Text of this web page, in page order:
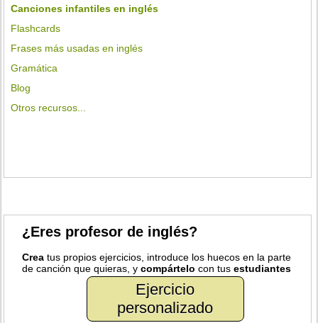
Canciones infantiles en inglés
Flashcards
Frases más usadas en inglés
Gramática
Blog
Otros recursos...
¿Eres profesor de inglés?
Crea tus propios ejercicios, introduce los huecos en la parte
de canción que quieras, ycompártelo con tusestudiantes
Ejercicio
personalizado